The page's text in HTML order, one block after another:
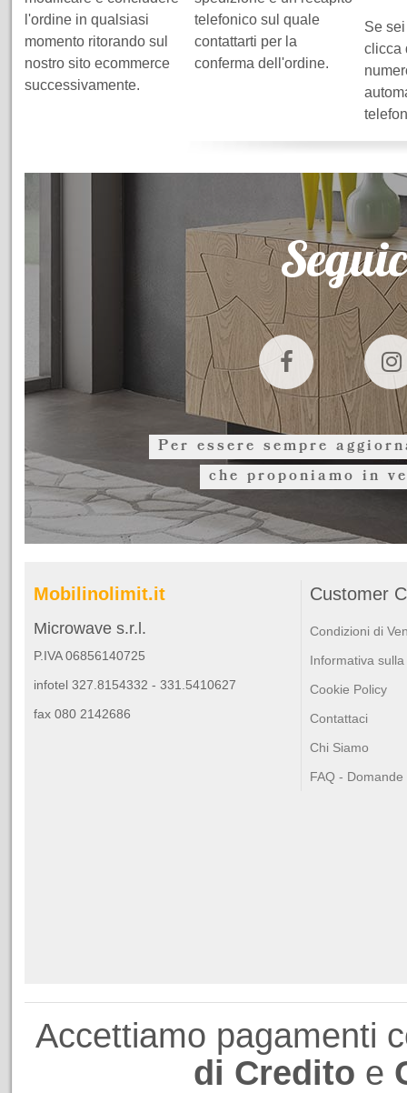
l'ordine in qualsiasi
momento ritorando sul
nostro sito ecommerce
successivamente.
telefonico sul quale
contattarti per la
conferma dell'ordine.
Se
clicca
Per essere sempre
che proponiamo in
Mobilinolimit.it
Microwave s.r.l.
P.IVA 06856140725
infotel 327.8154332 - 331.5410627
fax 080 2142686
Customer
Condizioni di
Informativa
Cookie Policy
Contattaci
Chi Siamo
FAQ -
Accettiamo pagamenti
di Credito e